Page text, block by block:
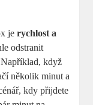
je‍rychlost⁢ a
odstranit⁢
když
několik ​minut⁤ a
kdy přijdete